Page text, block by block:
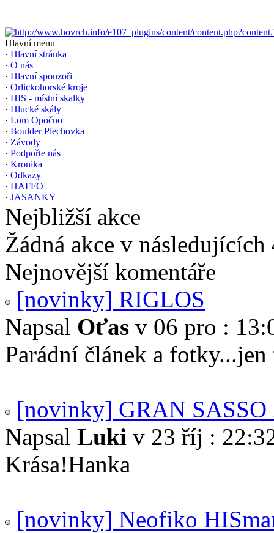
Hlavní menu
· Hlavní stránka
· O nás
· Hlavní sponzoři
· Orlickohorské kroje
· HIS - místní skalky
· Hlucké skály
· Lom Opočno
· Boulder Plechovka
· Závody
· Podpořte nás
· Kronika
· Odkazy
· HAFFO
· JASANKY
Nejbližší akce
Žádná akce v
Nejnovější komentáře
[novinky] RIGLOS
Napsal Oťas v 06 pro :
Parádní článek a
[novinky] GRAN SASSO
Napsal Luki v 23 říj :
Krása!Hanka
[novinky] Neofiko